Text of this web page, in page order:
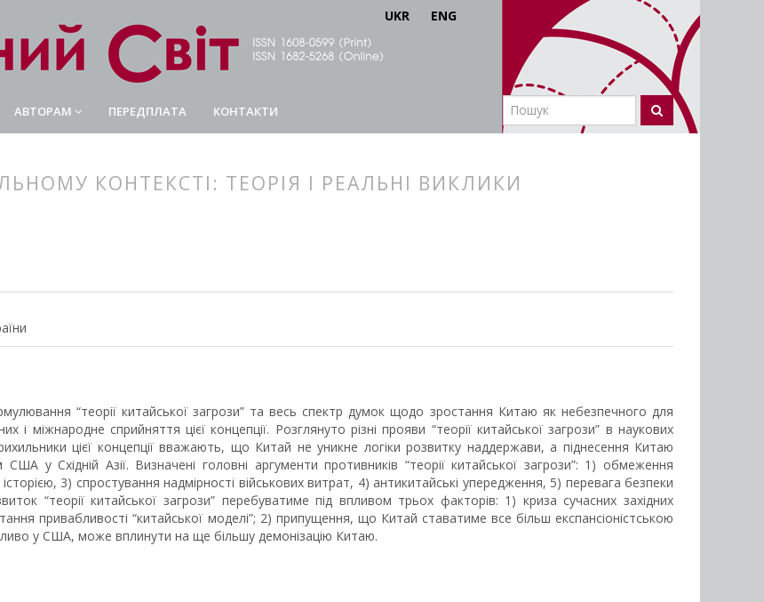
UKR ENG
АВТОРАМ ПЕРЕДПЛАТА КОНТАКТИ
КОНТЕКСТІ: ТЕОРІЯ І РЕАЛЬНІ ВИКЛИКИ
“теорії китайської загрози” та весь спектр думок щодо зростання Китаю як небезпечного для
міжнародне сприйняття цієї концепції. Розглянуто різні прояви “теорії китайської загрози” в наукових
цієї концепції вважають, що Китай не уникне логіки розвитку наддержави, а піднесення Китаю
у Східній Азії. Визначені головні аргументи противників “теорії китайської загрози”: 1) обмеження
3) спростування надмірності військових витрат, 4) антикитайські упередження, 5) перевага безпеки
“теорії китайської загрози” перебуватиме під впливом трьох факторів: 1) криза сучасних західних
привабливості “китайської моделі”; 2) припущення, що Китай ставатиме все більш експансіоністською
у США, може вплинути на ще більшу демонізацію Китаю.